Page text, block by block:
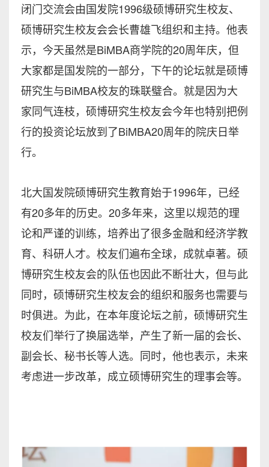
闭门交流会由国发院1996级硕博研究生校友、
硕博研究生校友会会长曹雄飞组织和主持。他表
示，今天虽然是BiMBA商学院的20周年庆，但
大家都是国发院的一部分，下午的论坛就是硕博
研究生与BiMBA校友的珠联璧合。就是因为大
家同气连枝，硕博研究生校友会今年也特别把例
行的投资论坛放到了BiMBA20周年的院庆日举
行。
北大国发院硕博研究生教育始于1996年，已经
有20多年的历史。20多年来，这里以规范的理
论和严谨的训练，培养出了很多金融和经济学教
育、科研人才。校友们遍布全球，成就卓著。硕
博研究生校友会的队伍也因此不断壮大，但与此
同时，硕博研究生校友会的组织和服务也需要与
时俱进。为此，在本年度论坛之前，硕博研究生
校友们举行了换届选举，产生了新一届的会长、
副会长、秘书长等人选。同时，他也表示，未来
考虑进一步改革，成立硕博研究生的理事会等。